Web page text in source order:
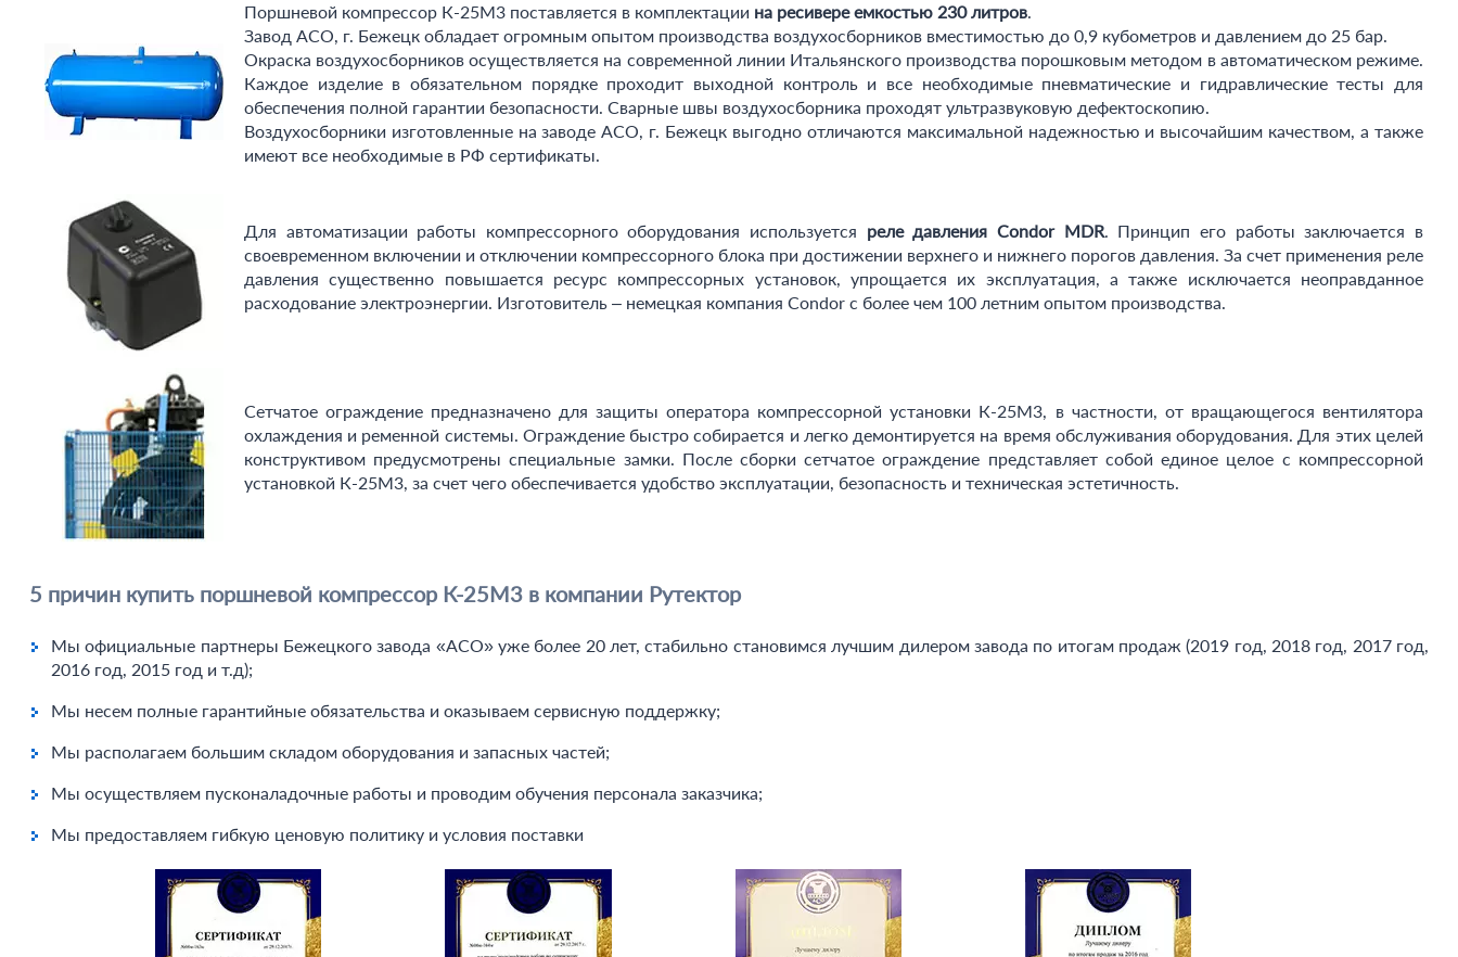
Поршневой компрессор К-25М3 поставляется в комплектации на ресивере емкостью 230 литров.
Завод АСО, г. Бежецк обладает огромным опытом производства воздухосборников вместимостью до 0,9 кубометров и давлением до 25 бар.
Окраска воздухосборников осуществляется на современной линии Итальянского производства порошковым методом в автоматическом режиме.
Каждое изделие в обязательном порядке проходит выходной контроль и все необходимые пневматические и гидравлические тесты для
обеспечения полной гарантии безопасности. Сварные швы воздухосборника проходят ультразвуковую дефектоскопию.
Воздухосборники изготовленные на заводе АСО, г. Бежецк выгодно отличаются максимальной надежностью и высочайшим качеством, а также
имеют все необходимые в РФ сертификаты.
Для автоматизации работы компрессорного оборудования используется реле давления Condor MDR. Принцип его работы заключается в
своевременном включении и отключении компрессорного блока при достижении верхнего и нижнего порогов давления. За счет применения реле
давления существенно повышается ресурс компрессорных установок, упрощается их эксплуатация, а также исключается неоправданное
расходование электроэнергии. Изготовитель – немецкая компания Condor с более чем 100 летним опытом производства.
Сетчатое ограждение предназначено для защиты оператора компрессорной установки К-25М3, в частности, от вращающегося вентилятора
охлаждения и ременной системы. Ограждение быстро собирается и легко демонтируется на время обслуживания оборудования. Для этих целей
конструктивом предусмотрены специальные замки. После сборки сетчатое ограждение представляет собой единое целое с компрессорной
установкой К-25М3, за счет чего обеспечивается удобство эксплуатации, безопасность и техническая эстетичность.
5 причин купить поршневой компрессор К-25М3 в компании Рутектор
Мы официальные партнеры Бежецкого завода «АСО» уже более 20 лет, стабильно становимся лучшим дилером завода по итогам продаж (2019 год, 2018 год, 2017 год,
2016 год, 2015 год и т.д);
Мы несем полные гарантийные обязательства и оказываем сервисную поддержку;
Мы располагаем большим складом оборудования и запасных частей;
Мы осуществляем пусконаладочные работы и проводим обучения персонала заказчика;
Мы предоставляем гибкую ценовую политику и условия поставки